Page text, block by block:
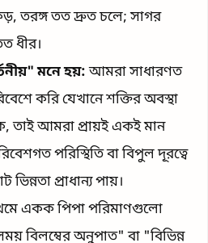
তরঙ্গ তত দ্রুত চলে; সাগর
ধীর।
মনে হয়:আমরা সাধারণত
করি যেখানে শক্তির অবস্থা
তাই আমরা প্রায়ই একই মান
পরিস্থিতি বা বিপুল দূরত্বে
প্রাধান্য পায়।
একক পিপা পরিমাণগুলো
বিলম্বের অনুপাত" বা "বিভিন্ন